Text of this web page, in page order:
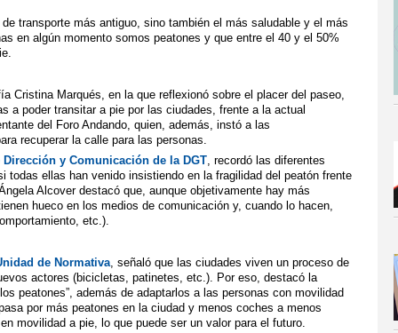
transporte más antiguo, sino también el más saludable y el más
en algún momento somos peatones y que entre el 40 y el 50%
Cristina Marqués, en la que reflexionó sobre el placer del paseo,
a poder transitar a pie por las ciudades, frente a la actual
del Foro Andando, quien, además, instó a las
recuperar la calle para las personas.
y Comunicación de la DGT , recordó las diferentes
todas ellas han venido insistiendo en la fragilidad del peatón frente
Alcover destacó que, aunque objetivamente hay más
hueco en los medios de comunicación y, cuando lo hacen,
etc.).
de Normativa , señaló que las ciudades viven un proceso de
actores (bicicletas, patinetes, etc.). Por eso, destacó la
peatones”, además de adaptarlos a las personas con movilidad
por más peatones en la ciudad y menos coches a menos
movilidad a pie, lo que puede ser un valor para el futuro.